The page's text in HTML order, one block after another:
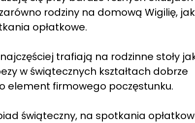
rodziny na domową Wigilię,
opłatkowe.
trafiają na rodzinne stoły
w świątecznych kształtach dobrze
element firmowego poczęstunku.
świąteczny, na spotkania